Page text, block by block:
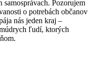
samosprávach. Pozorujem
o potrebách občanov
nás jeden kraj –
ľudí, ktorých